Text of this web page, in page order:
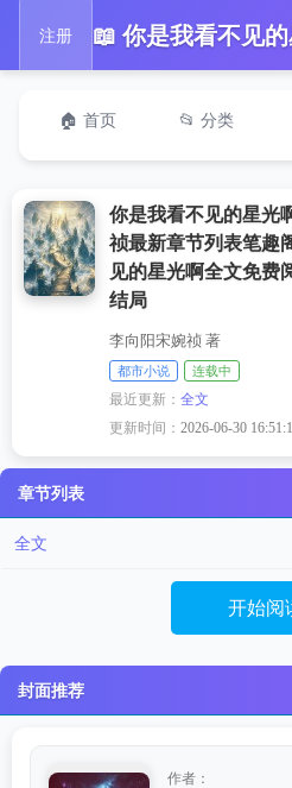
注册
🏠 首页 📂 分类
你是我看不见的星光
祯最新章节列表笔趣
见的星光啊全文免费
结局
李向阳宋婉祯 著
都市小说 连载中
最近更新：全文
更新时间：2026-06-30
章节列表
全文
开始阅
封面推荐
作者：